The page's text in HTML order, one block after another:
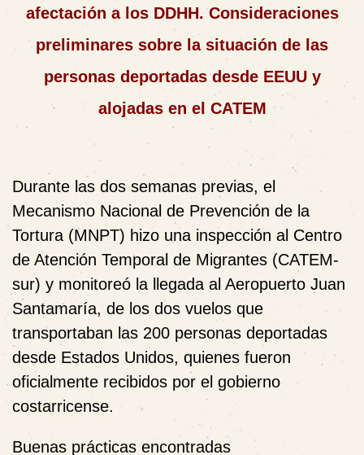
afectación a los DDHH. Consideraciones
preliminares sobre la situación de las
personas deportadas desde EEUU y
alojadas en el CATEM
Durante las dos semanas previas, el
Mecanismo Nacional de Prevención de la
Tortura (MNPT) hizo una inspección al Centro
de Atención Temporal de Migrantes (CATEM-
sur) y monitoreó la llegada al Aeropuerto Juan
Santamaría, de los dos vuelos que
transportaban las 200 personas deportadas
desde Estados Unidos, quienes fueron
oficialmente recibidos por el gobierno
costarricense.
Buenas prácticas encontradas